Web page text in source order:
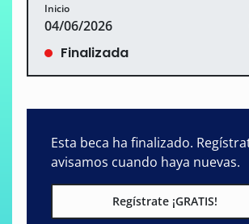
Inicio
04/06/2026
Finalizada
Esta beca ha finalizado.
avisamos cuando haya nuevas.
Regístrate ¡GRATIS!